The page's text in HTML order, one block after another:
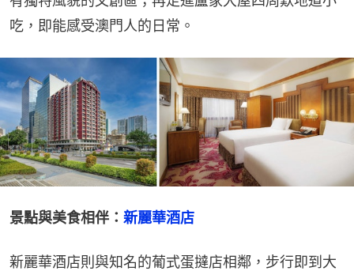
吃，即能感受澳門人的日常。
景點與美食相伴： 新麗華酒店
新麗華酒店則與知名的葡式蛋撻店相鄰，步行即到大